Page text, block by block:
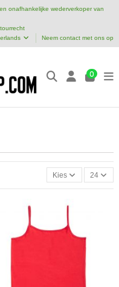
onafhankelijke wederverkoper van
Neem contact met ons op
0
Kies 24